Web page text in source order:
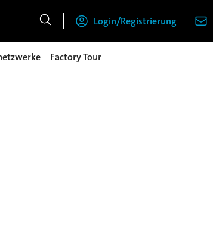
Login/Registrierung
Factory Tour